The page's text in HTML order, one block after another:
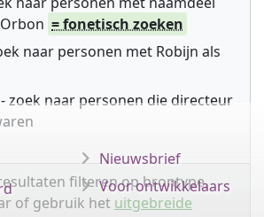
= fonetisch zoeken
naar personen met Robijn als
- zoek naar personen die directeur
filteren op brontype,
of gebruik het uitgebreide
Nieuwsbrief
Voor ontwikkelaars